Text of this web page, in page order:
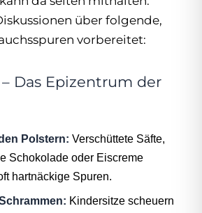
über folgende,
vorbereitet:
Das Epizentrum der
Polstern: Verschüttete Säfte,
Schokolade oder Eiscreme
hartnäckige Spuren.
Kindersitze scheuern